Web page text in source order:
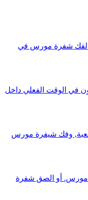
لفك شفرة مورس في
في الوقت الفعلي داخل
لعبة, وفك شيفرة مورس
مورس. أو الصق شفرة